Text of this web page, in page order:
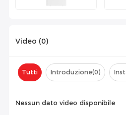
Video (0)
Tutti Introduzione(0)
Nessun dato video disponibile